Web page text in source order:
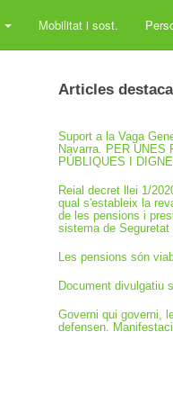
Mobilitat i sost.
Articles
Suport a la Vaga
Navarra. PER UNES
PÚBLIQUES I
Reial decret llei 1/
qual s'estableix la
de les pensions i
sistema de Seguretat
Les pensions són
Document divulgatiu
Governi qui governi,
defensen.